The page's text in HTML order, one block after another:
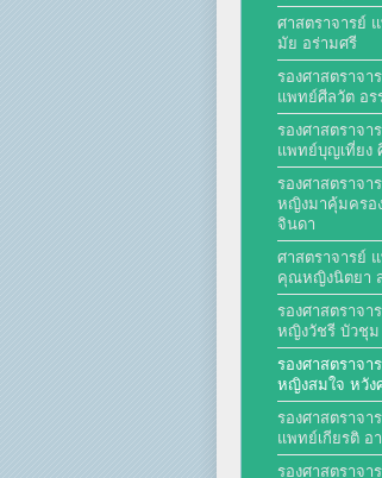
บุคล
ปร
ประ
ปร
ประ
ศาสตราจารย์
มัย อร่ามศรี
รองศาสตราจา
แพทย์ศีลวัต อร
รองศาสตราจา
แพทย์บุญเที่ยง
รองศาสตราจา
หญิงมาคุ้มครอ
จินดา
ศาสตราจารย์
คุณหญิงนิตยา
รองศาสตราจา
หญิงวัชรี บัวชุม
รองศาสตราจา
หญิงสมใจ หวัง
รองศาสตราจา
แพทย์เกียรติ อ
รองศาสตราจา